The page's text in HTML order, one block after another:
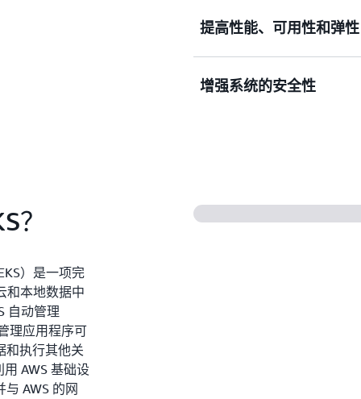
统一云、本地和边缘站
提高性能、可用性和弹性
自动预置基础设施、动
增强系统的安全性
？
）是一项完
和本地数据中
自动管理
理应用程序可
和执行其他关
AWS 基础设
AWS 的网